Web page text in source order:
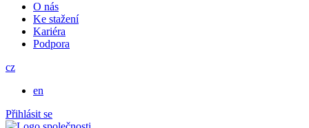
O nás
Ke stažení
Kariéra
Podpora
cz
en
Přihlásit se